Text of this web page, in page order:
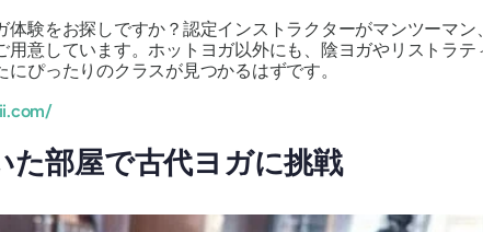
体験をお探しですか？認定インストラクターがマンツーマ
意しています。ホットヨガ以外にも、陰ヨガやリストラ
ぴったりのクラスが見つかるはずです。
部屋で古代ヨガに挑戦